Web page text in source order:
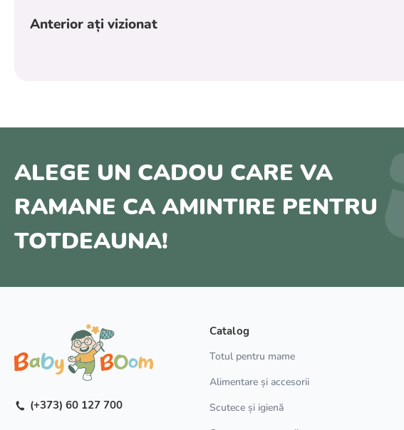
Anterior ați vizionat
ALEGE UN CADOU CARE VA
RAMANE CA AMINTIRE PENTRU
TOTDEAUNA!
(+373) 60 127 700
Catalog
Totul pentru mame
Alimentare și accesorii
Scutece și igienă